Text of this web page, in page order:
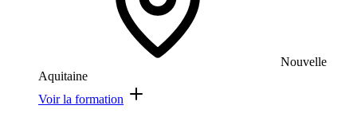
Nouvelle
Aquitaine
Voir la formation